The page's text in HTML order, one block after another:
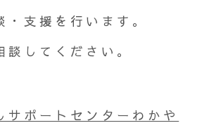
・支援を行います。
談してください。
サポートセンターわかや